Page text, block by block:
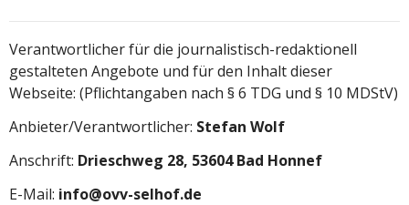
Chronik
Mitgliedschaft
Galerie
Verantwortlicher für die journalistisch-redaktionell
gestalteten Angebote und für den Inhalt dieser
Webseite: (Pflichtangaben nach § 6 TDG und § 10 MDStV)
Anbieter/Verantwortlicher: Stefan Wolf
Anschrift: Drieschweg 28, 53604 Bad Honnef
E-Mail: info@ovv-selhof.de